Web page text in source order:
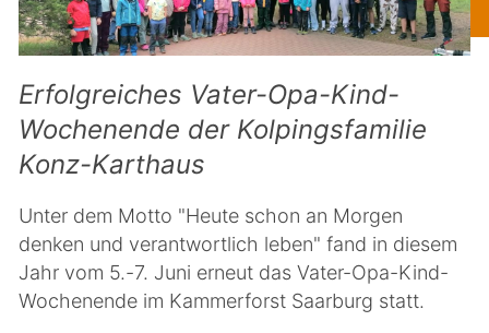
Erfolgreiches Vater-Opa-Kind-
Wochenende der Kolpingsfamilie
Konz-Karthaus
Unter dem Motto "Heute schon an Morgen
denken und verantwortlich leben" fand in diesem
Jahr vom 5.-7. Juni erneut das Vater-Opa-Kind-
Wochenende im Kammerforst Saarburg statt.